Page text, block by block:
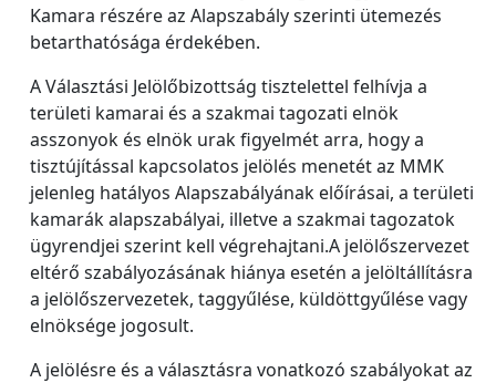
Kamara részére az Alapszabály szerinti ütemezés
betarthatósága érdekében.
A Választási Jelölőbizottság tisztelettel felhívja a
területi kamarai és a szakmai tagozati elnök
asszonyok és elnök urak figyelmét arra, hogy a
tisztújítással kapcsolatos jelölés menetét az MMK
jelenleg hatályos Alapszabályának előírásai, a területi
kamarák alapszabályai, illetve a szakmai tagozatok
ügyrendjei szerint kell végrehajtani.A jelölőszervezet
eltérő szabályozásának hiánya esetén a jelöltállításra
a jelölőszervezetek, taggyűlése, küldöttgyűlése vagy
elnöksége jogosult.
A jelölésre és a választásra vonatkozó szabályokat az